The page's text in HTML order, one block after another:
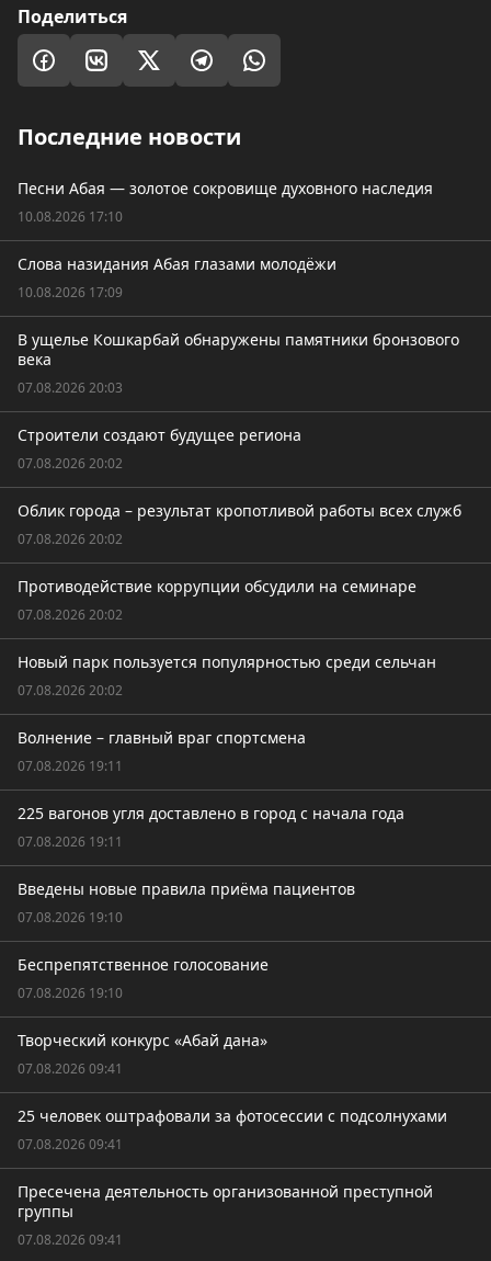
Поделиться
Последние новости
Песни Абая — золотое сокровище духовного наследия
10.08.2026 17:10
Слова назидания Абая глазами молодёжи
10.08.2026 17:09
В ущелье Кошкарбай обнаружены памятники бронзового
века
07.08.2026 20:03
Строители создают будущее региона
07.08.2026 20:02
Облик города – результат кропотливой работы всех служб
07.08.2026 20:02
Противодействие коррупции обсудили на семинаре
07.08.2026 20:02
Новый парк пользуется популярностью среди сельчан
07.08.2026 20:02
Волнение – главный враг спортсмена
07.08.2026 19:11
225 вагонов угля доставлено в город с начала года
07.08.2026 19:11
Введены новые правила приёма пациентов
07.08.2026 19:10
Беспрепятственное голосование
07.08.2026 19:10
Творческий конкурс «Абай дана»
07.08.2026 09:41
25 человек оштрафовали за фотосессии с подсолнухами
07.08.2026 09:41
Пресечена деятельность организованной преступной
группы
07.08.2026 09:41